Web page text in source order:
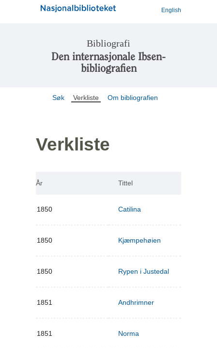
English
Bibliografi
Den internasjonale Ibsen-
bibliografien
Søk Verkliste Om bibliografien
Verkliste
År Tittel
1850 Catilina
1850 Kjæmpehøien
1850 Rypen i Justedal
1851 Andhrimner
1851 Norma